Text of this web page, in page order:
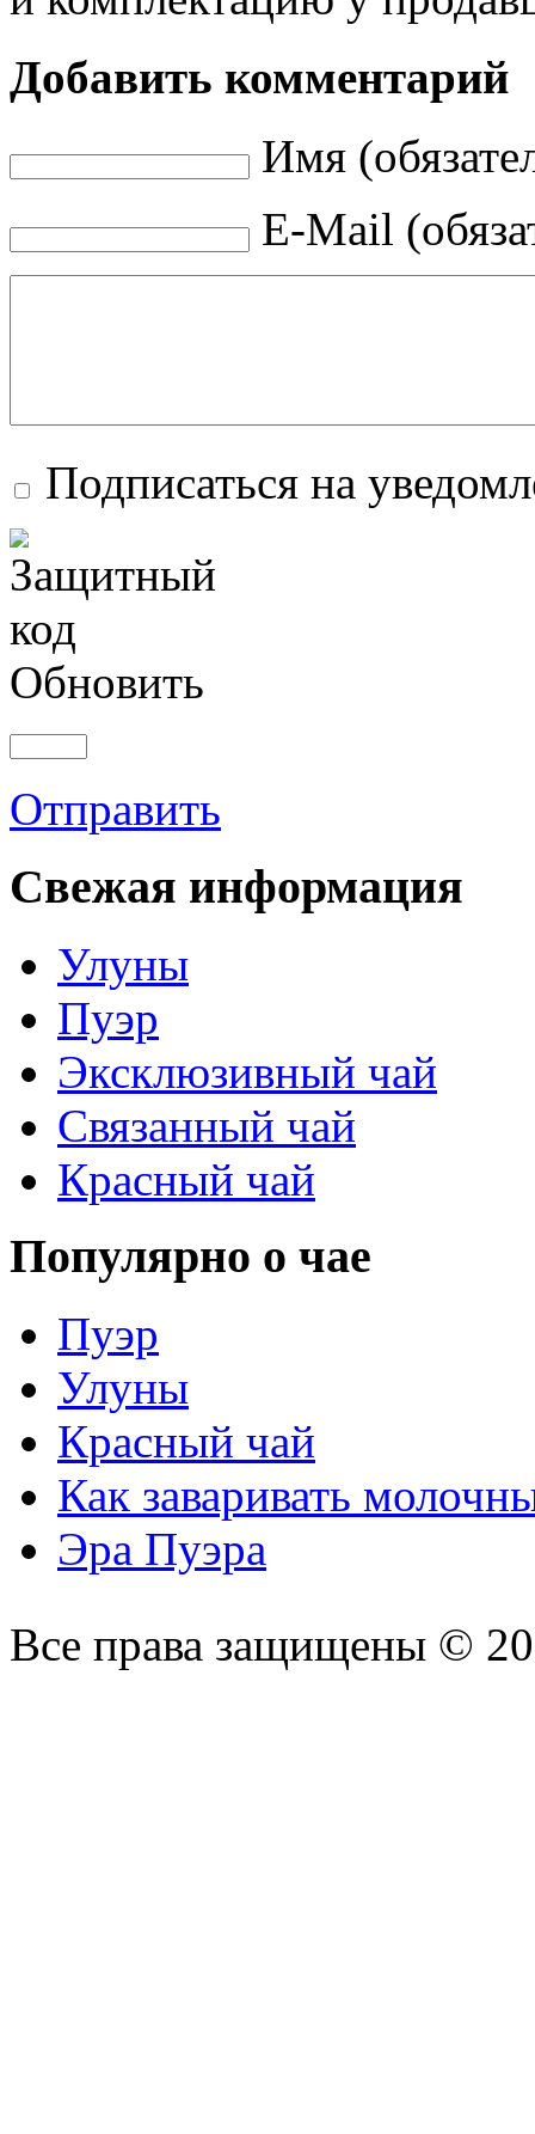
Добавить комментарий
Имя
E-Mail
Подписаться на
Обновить
Отправить
Свежая информация
Улуны
Пуэр
Эксклюзивный чай
Связанный чай
Красный чай
Популярно о чае
Пуэр
Улуны
Красный чай
Как заваривать
Эра Пуэра
Все права защищены ©